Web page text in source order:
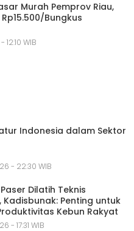
Murah Pemprov Riau,
Bungkus
WIB
Indonesia dalam Sektor
- 22:30 WIB
Dilatih Teknis
Kadisbunak: Penting untuk
Kebun Rakyat
- 17:31 WIB